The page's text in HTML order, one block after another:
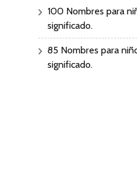
100 Nombres para
significado.
85 Nombres para
significado.